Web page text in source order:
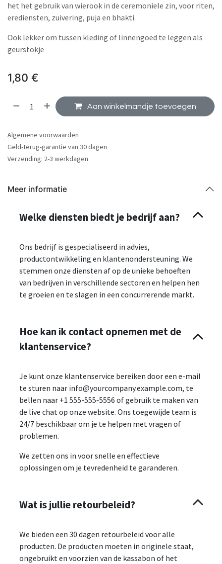
het het gebruik van wierook in de ceremoniele zin, voor riten,
erediensten, zuivering, puja en bhakti.
Ook lekker om tussen kleding of linnengoed te leggen als
geurstokje
1,80 €
Aan winkelmandje toevoegen
Algemene voorwaarden
Geld-terug-garantie van 30 dagen
Verzending: 2-3 werkdagen
Meer informatie
Welke diensten biedt je bedrijf aan?
Ons bedrijf is gespecialiseerd in advies,
productontwikkeling en klantenondersteuning. We
stemmen onze diensten af op de unieke behoeften
van bedrijven in verschillende sectoren en helpen hen
te groeien en te slagen in een concurrerende markt.
Hoe kan ik contact opnemen met de
klantenservice?
Je kunt onze klantenservice bereiken door een e-mail
te sturen naar info@yourcompany.example.com, te
bellen naar +1 555-555-5556 of gebruik te maken van
de live chat op onze website. Ons toegewijde team is
24/7 beschikbaar om je te helpen met vragen of
problemen.
We zetten ons in voor snelle en effectieve
oplossingen om je tevredenheid te garanderen.
Wat is jullie retourbeleid?
We bieden een 30 dagen retourbeleid voor alle
producten. De producten moeten in originele staat,
ongebruikt en voorzien van de kassabon of het